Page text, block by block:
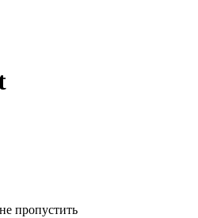
пропустить